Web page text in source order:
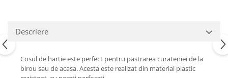
Descriere
Cosul de hartie este perfect pentru pastrarea curateniei de la
birou sau de acasa. Acesta este realizat din material plastic